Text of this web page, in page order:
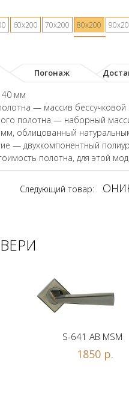
60х200 70х200 80х200
Погонаж
40 мм
— массив бессучковой
полотна — наборный
облицованный
— двухкомпонентный
полотна, для этой
Следующий товар:
S-641 AB MSM
1850 р.